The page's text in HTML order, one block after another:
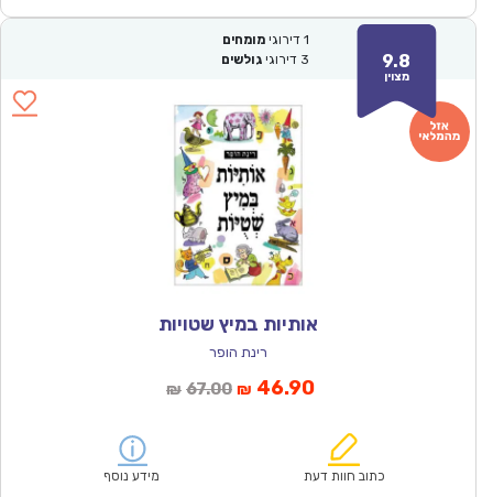
9.8
מצוין
1 דירוגי מומחים
3 דירוגי גולשים
אותיות במיץ שטויות
רינת הופר
₪ 67.00המחיר
₪67.00.
₪ 46.90המחיר
הוא:
כתוב חוות דעת מידע נוסף